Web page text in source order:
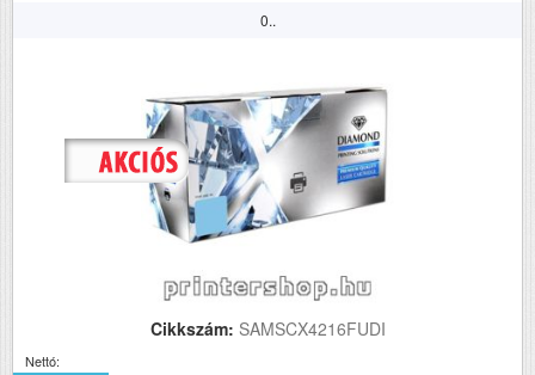
0..
Cikkszám: SAMSCX4216FUDI
Nettó: